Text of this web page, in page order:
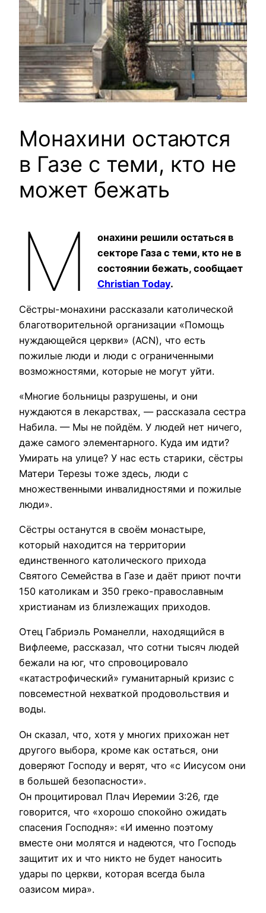
Монахини остаются
в Газе с теми, кто не
может бежать
М
онахини решили остаться в
секторе Газа с теми, кто не в
состоянии бежать, сообщает
Christian Today.
Сёстры-монахини рассказали католической
благотворительной организации «Помощь
нуждающейся церкви» (ACN), что есть
пожилые люди и люди с ограниченными
возможностями, которые не могут уйти.
«Многие больницы разрушены, и они
нуждаются в лекарствах, — рассказала сестра
Набила. — Мы не пойдём. У людей нет ничего,
даже самого элементарного. Куда им идти?
Умирать на улице? У нас есть старики, сёстры
Матери Терезы тоже здесь, люди с
множественными инвалидностями и пожилые
люди».
Сёстры останутся в своём монастыре,
который находится на территории
единственного католического прихода
Святого Семейства в Газе и даёт приют почти
150 католикам и 350 греко-православным
христианам из близлежащих приходов.
Отец Габриэль Романелли, находящийся в
Вифлееме, рассказал, что сотни тысяч людей
бежали на юг, что спровоцировало
«катастрофический» гуманитарный кризис с
повсеместной нехваткой продовольствия и
воды.
Он сказал, что, хотя у многих прихожан нет
другого выбора, кроме как остаться, они
доверяют Господу и верят, что «с Иисусом они
в большей безопасности».
Он процитировал Плач Иеремии 3:26, где
говорится, что «хорошо спокойно ожидать
спасения Господня»: «И именно поэтому
вместе они молятся и надеются, что Господь
защитит их и что никто не будет наносить
удары по церкви, которая всегда была
оазисом мира».